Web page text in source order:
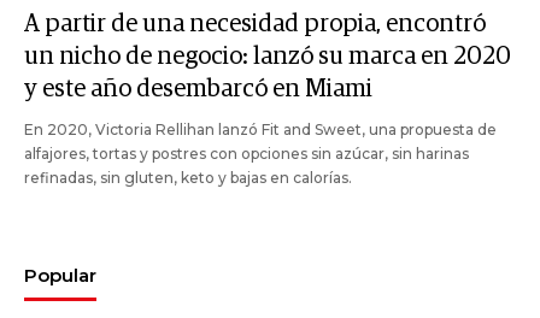
A partir de una necesidad propia, encontró
un nicho de negocio: lanzó su marca en 2020
y este año desembarcó en Miami
En 2020, Victoria Rellihan lanzó Fit and Sweet, una propuesta de
alfajores, tortas y postres con opciones sin azúcar, sin harinas
refinadas, sin gluten, keto y bajas en calorías.
Popular